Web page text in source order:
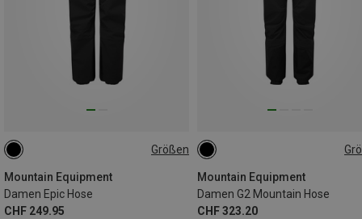
Größen
Mountain Equipment
Damen Epic Hose
CHF 249.95
Mountain Equipment
Damen G2 Mountain Hose
CHF 323.20
XS